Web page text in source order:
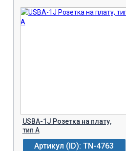
USBA-1J Розетка на плату,
тип A
Артикул (ID): TN-4763